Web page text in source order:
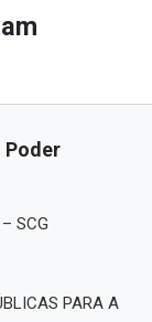
Poder
SCG
PARA A